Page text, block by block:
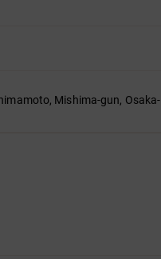
Mishima-gun, Osaka-